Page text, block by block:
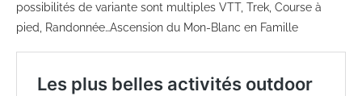
possibilités de variante sont multiples VTT, Trek, Course à
pied, Randonnée…Ascension du Mon-Blanc en Famille